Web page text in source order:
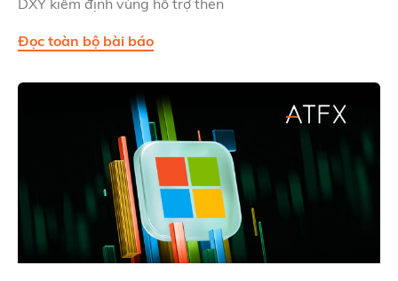
DXY kiểm định vùng hỗ trợ then
Đọc toàn bộ bài báo